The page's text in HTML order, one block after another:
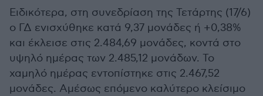
Ειδικότερα, στη συνεδρίαση της Τετάρτης (17/6)
ο ΓΔ ενισχύθηκε κατά 9,37 μονάδες ή +0,38%
και έκλεισε στις 2.484,69 μονάδες, κοντά στο
υψηλό ημέρας των 2.485,12 μονάδων. Το
χαμηλό ημέρας εντοπίστηκε στις 2.467,52
μονάδες. Αμέσως επόμενο καλύτερο κλείσιμο